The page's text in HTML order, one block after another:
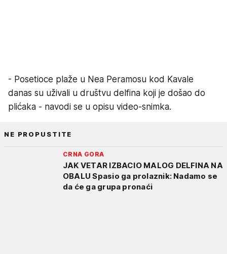
- Posetioce plaže u Nea Peramosu kod Kavale
danas su uživali u društvu delfina koji je došao do
plićaka - navodi se u opisu video-snimka.
NE PROPUSTITE
CRNA GORA
JAK VETAR IZBACIO MALOG DELFINA NA
OBALU Spasio ga prolaznik: Nadamo se
da će ga grupa pronaći